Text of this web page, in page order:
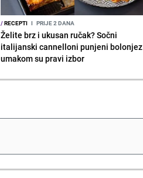
/RECEPTI I PRIJE 2 DANA
Želite brz i ukusan ručak? Sočni
italijanski cannelloni punjeni bolonjez
umakom su pravi izbor